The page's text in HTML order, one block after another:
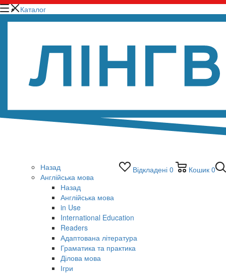
Відкладені 0 Кошик 0
Каталог
Назад
Англійська мова
Назад
Англійська мова
in Use
International Education
Readers
Адаптована література
Граматика та практика
Ділова мова
Ігри